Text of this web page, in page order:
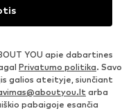
YOU apie dabartines
Privatumo politika. Savo
galios ateityje, siunčiant
arba
pabaigoje esančia